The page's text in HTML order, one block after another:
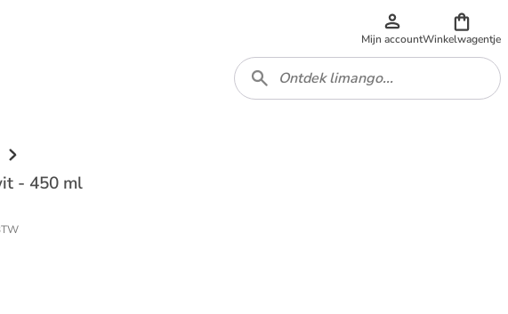
Mijn accountWinkelwagentje
- 450 ml